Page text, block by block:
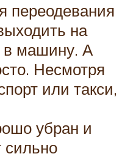
переодевания
на
в машину. А
Несмотря
или такси,
убран и
сильно